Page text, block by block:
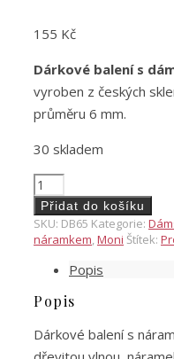
155 Kč
Dárkové balení s
vyroben z českých
průměru 6 mm.
30 skladem
Dárkové
balení
s
náramkem
skvělou
učitelku
množství
Přidat do košíku
SKU: DB65 Kategorie:
náramkem Moni Štítek:
Popis
Popis
Dárkové balení s náramkem. Obsahuje krabičku s